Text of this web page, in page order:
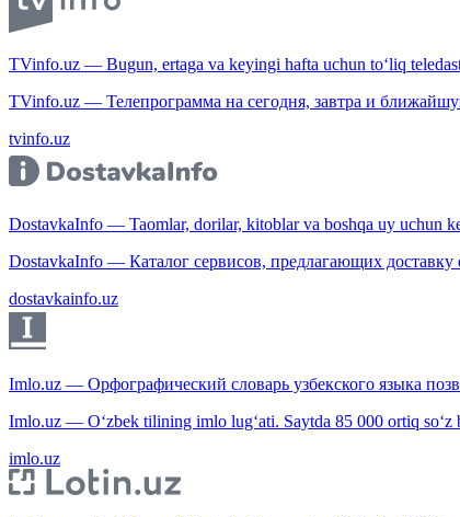
TVinfo.uz — Bugun, ertaga va keyingi hafta uchun to‘liq
TVinfo.uz — Телепрограмма на сегодня, завтра и
tvinfo.uz
DostavkaInfo — Taomlar, dorilar, kitoblar va boshqa uy uchun
DostavkaInfo — Каталог сервисов, предлагающих доставку
dostavkainfo.uz
Imlo.uz — Орфографический словарь узбекского языка
Imlo.uz — O‘zbek tilining imlo lug‘ati. Saytda 85 000 ortiq so‘z
imlo.uz